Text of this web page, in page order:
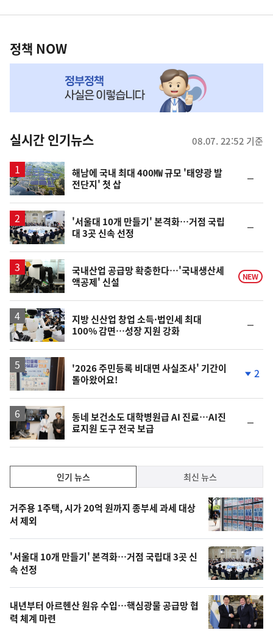
영
책
NOW,
뉴
스
정책 NOW
실시간 인기뉴스 08.07. 22:52 기준
해남에 국내 최대 400㎿ 규모 '태양광 발
전단지' 첫 삽
일
'서울대 10개 만들기' 본격화…거점 국립
대 3곳 신속 선정
일
국내산업 공급망 확충한다…'국내생산세
액공제' 신설
NEW
지방 신산업 창업 소득·법인세 최대
100% 감면…성장 지원 강화
일
'2026 주민등록 비대면 사실조사' 기간이
돌아왔어요!
2
동네 보건소도 대학병원급 AI 진료…AI진
료지원 도구 전국 보급
일
기,
최
신,
오
늘
의
영
상
인기 뉴스 최신 뉴스
기
뉴
스
거주용 1주택, 시가 20억 원까지 종부세 과세 대상
서 제외
'서울대 10개 만들기' 본격화…거점 국립대 3곳 신
속 선정
내년부터 아르헨산 원유 수입…핵심광물 공급망 협
력 체계 마련